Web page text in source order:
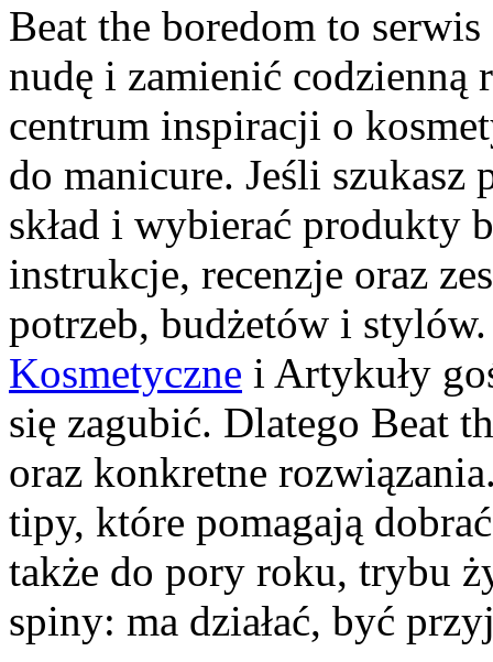
Beat the boredom to
nudę i zamienić
centrum inspiracji o
do manicure. Jeśli szukasz
skład i wybierać produkty
instrukcje, recenzje oraz
potrzeb, budżetów i
Kosmetyczne i Artykuły
się zagubić. Dlatego Beat
oraz konkretne
tipy, które pomagają
także do pory roku, trybu
spiny: ma działać, być